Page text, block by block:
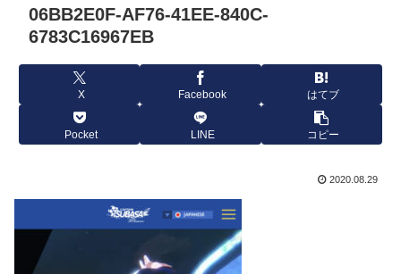
06BB2E0F-AF76-41EE-840C-
6783C16967EB
X Facebook はてブ
Pocket LINE コピー
2020.08.29